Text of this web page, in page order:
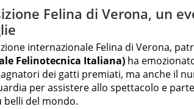
Felina di Verona, un
internazionale Felina di Verona,
Felinotecnica Italiana) ha
dei gatti premiati, ma anche il
per assistere allo spettacolo e
belli del mondo.